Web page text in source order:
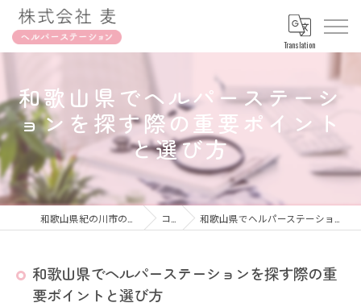
Translation
和歌山県でヘルパーステーシ
ョンを探す際の重要ポイント
と選び方
コラム 和歌山県でヘルパーステーションを探す際の重要ポイントと選び方
和歌山県でヘルパーステーションを探す際の重
要ポイントと選び方